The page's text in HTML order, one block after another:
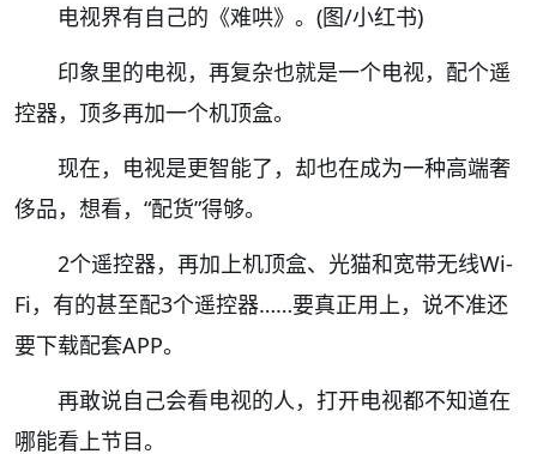
电视界有自己的《难哄》。(图/小红书)
印象里的电视，再复杂也就是一个电视，配个遥
控器，顶多再加一个机顶盒。
现在， 电视是更智能了，却也在成为一种高端奢
侈品，想看，“配货”得够。
2个遥控器，再加上机顶盒、 光猫和宽带无线Wi-
Fi，有的甚至配3个遥控器……要真正用上，说不准还
要下载配套APP。
再敢说自己会看电视的人， 打开电视都不知道在
哪能看上节目。